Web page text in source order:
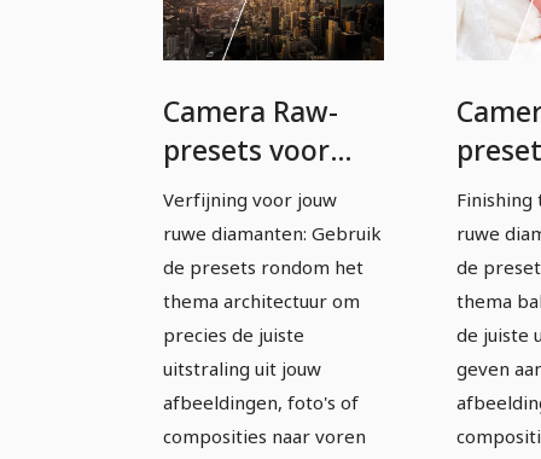
Camera Raw-
presets voor
fotografen en
beeldbewerkers:
Architectuur
Verfijning voor jouw
ruwe diamanten: Gebruik
de presets rondom het
thema architectuur om
precies de juiste
uitstraling uit jouw
afbeeldingen, foto's of
composities naar voren
Baby.
Finishing
ruwe
de
thema
de juiste
geven